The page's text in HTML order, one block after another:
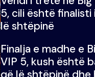
5, cili është finalisti
lë shtëpinë
Finalja e madhe e
VIP 5, kush është
që lë shtëpinë dhe